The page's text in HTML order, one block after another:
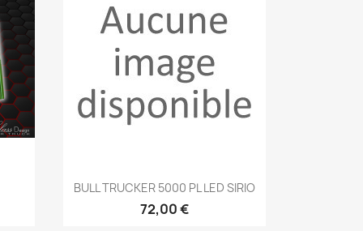
Aperçu rapide
BULL TRUCKER 5000 PL LED SIRIO
72,00 €